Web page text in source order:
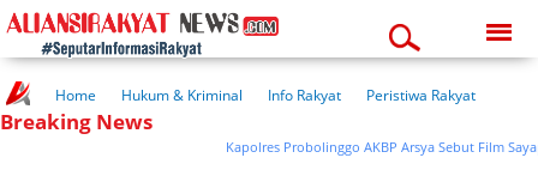
07:42:56 pm
Home Hukum & Kriminal Info Rakyat
Peristiwa Rakyat
Kuliner Rakyat
Wisata Rakyat
Breaking News
Kapolres Probolinggo AKBP Arsya Sebut Film Sayap-